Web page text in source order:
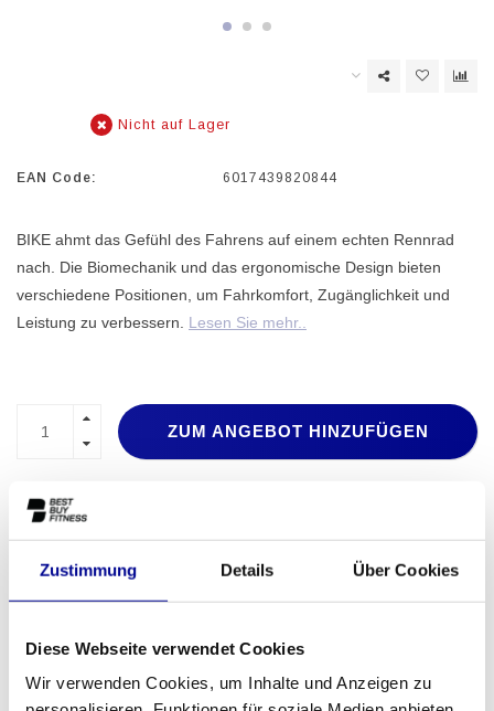
Zustimmung Details Über Cookies
Diese Webseite verwendet Cookies
Wir verwenden Cookies, um Inhalte und Anzeigen zu
Nicht auf Lager
EAN Code: 6017439820844
BIKE ahmt das Gefühl des Fahrens auf einem echten Rennrad
nach. Die Biomechanik und das ergonomische Design bieten
verschiedene Positionen, um Fahrkomfort, Zugänglichkeit und
Leistung zu verbessern. Lesen Sie mehr..
ZUM ANGEBOT HINZUFÜGEN
PROFESSIONELLE
FITNESSGERÄTE
MEHR ALS 28 JAHRE
ERFAHRUNG
BESTE PREISE UND
BESTE AUSSTATTUNG